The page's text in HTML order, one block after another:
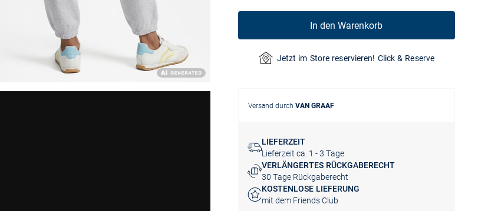
In den Warenkorb
Jetzt im Store reservieren! Click & Reserve
Versand durch VAN GRAAF
LIEFERZEIT
Lieferzeit ca. 1 - 3 Tage
VERLÄNGERTES RÜCKGABERECHT
30 Tage Rückgaberecht
KOSTENLOSE LIEFERUNG
mit dem Friends Club